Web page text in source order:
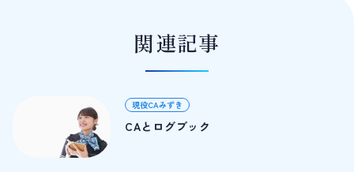
関連記事
現役CAみずき
CAとログブック